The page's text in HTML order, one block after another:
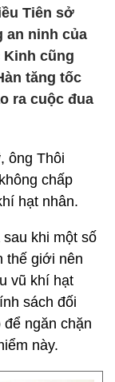
Tiên sở
an ninh của
cũng
tăng tốc
ra cuộc đua
ông Thôi
chấp
hạt nhân.
khi một số
thế giới nên
vũ khí hạt
sách đối
ngăn chặn
này.